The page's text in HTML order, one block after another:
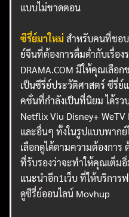
แบบไม่ขาดตอน
ซีรี่ย์มาใหม่ สำหรับคนที่ชอ
ย์จีนที่ต้องการดื่มด่ำกับเรื่อง
DRAMA.COM มีให้คุณเลือ
เป็นซีรี่ย์ประวัติศาสตร์ ซีรี่ย์
คชั่นที่กำลังเป็นที่นิยม ได้ร
Netflix Viu Disney+
และอื่นๆ ทั้งในรูปแบบพาก
เลือกดูได้ตามความต้องกา
ที่รับรองว่าจะทำให้คุณเต็
แนะนำอีก1เว็บ ที่ให้บริการ
ดูซีรี่ย์ออนไลน์ Movhup